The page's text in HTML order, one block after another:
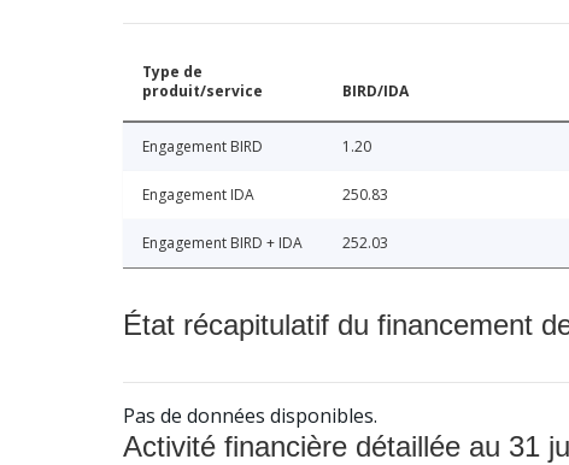
Type de
produit/service
BIRD/IDA
Engagement BIRD 1.20
Engagement IDA 250.83
Engagement BIRD + IDA 252.03
État récapitulatif du financement
Pas de données disponibles.
Activité financière détaillée au 31